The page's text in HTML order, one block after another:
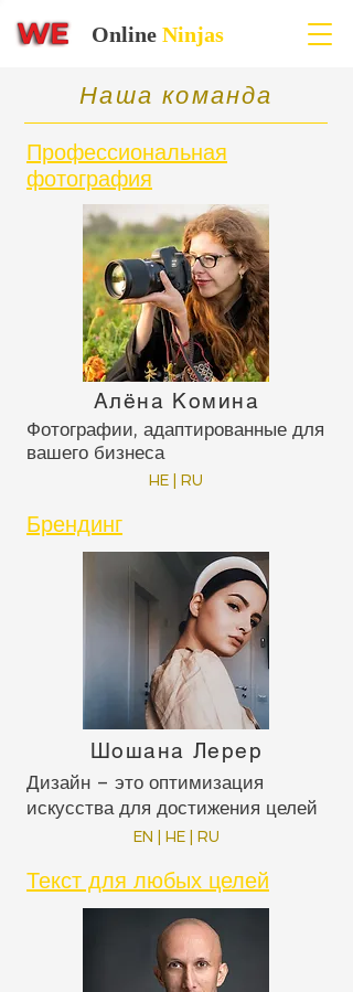
Online Ninjas
Наша команда
Профессиональная
фотография
​Алёна Комина
Фотографии, адаптированные для
вашего бизнеса
HE | RU
Брендинг
Шошана Лерер
Дизайн – это оптимизация
искусства для достижения целей
EN | HE | RU
Текст для любых целей